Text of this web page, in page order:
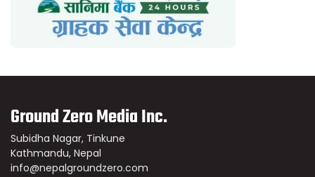
Ground Zero Media Inc.
Subidha Nagar, Tinkune
Kathmandu, Nepal
info@nepalgroundzero.com